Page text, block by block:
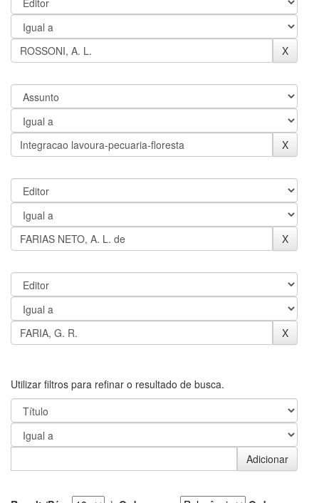
Utilizar filtros para refinar o resultado de busca.